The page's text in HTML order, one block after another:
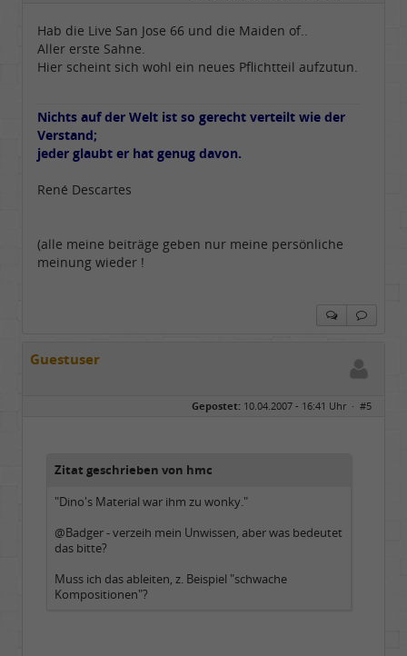
Dabei seit:
05 / 2006
Hab die Live San Jose 66 und die Maiden of..
Aller erste Sahne.
Hier scheint sich wohl ein neues Pflichtteil aufzutun.
Nichts auf der Welt ist so gerecht verteilt wie der
Verstand;
jeder glaubt er hat genug davon.
René Descartes
(alle meine beiträge geben nur meine persönliche
meinung wieder !
Guestuser
Gepostet: 10.04.2007 - 16:41 Uhr · #5
Zitat geschrieben von hmc
"Dino's Material war ihm zu wonky."
@Badger - verzeih mein Unwissen, aber was bedeutet
das bitte?
Muss ich das ableiten, z. Beispiel "schwache
Kompositionen"?